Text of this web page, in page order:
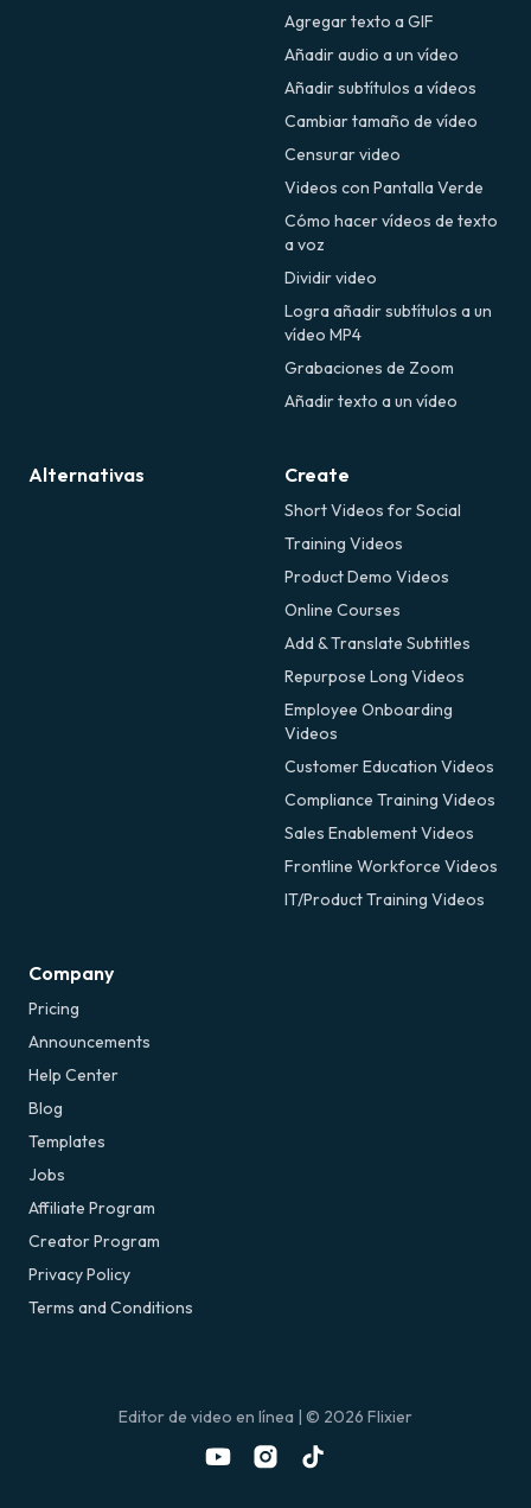
Agregar texto a GIF
Añadir audio a un vídeo
Añadir subtítulos a vídeos
Cambiar tamaño de vídeo
Censurar video
Videos con Pantalla Verde
Cómo hacer vídeos de texto
a voz
Dividir video
Logra añadir subtítulos a un
vídeo MP4
Grabaciones de Zoom
Añadir texto a un vídeo
Alternativas Create
Short Videos for Social
Training Videos
Product Demo Videos
Online Courses
Add & Translate Subtitles
Repurpose Long Videos
Employee Onboarding
Videos
Customer Education Videos
Compliance Training Videos
Sales Enablement Videos
Frontline Workforce Videos
IT/Product Training Videos
Company
Pricing
Announcements
Help Center
Blog
Templates
Jobs
Affiliate Program
Creator Program
Privacy Policy
Terms and Conditions
Editor de video en línea | © 2026 Flixier